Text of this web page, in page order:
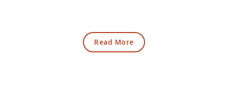
Read More